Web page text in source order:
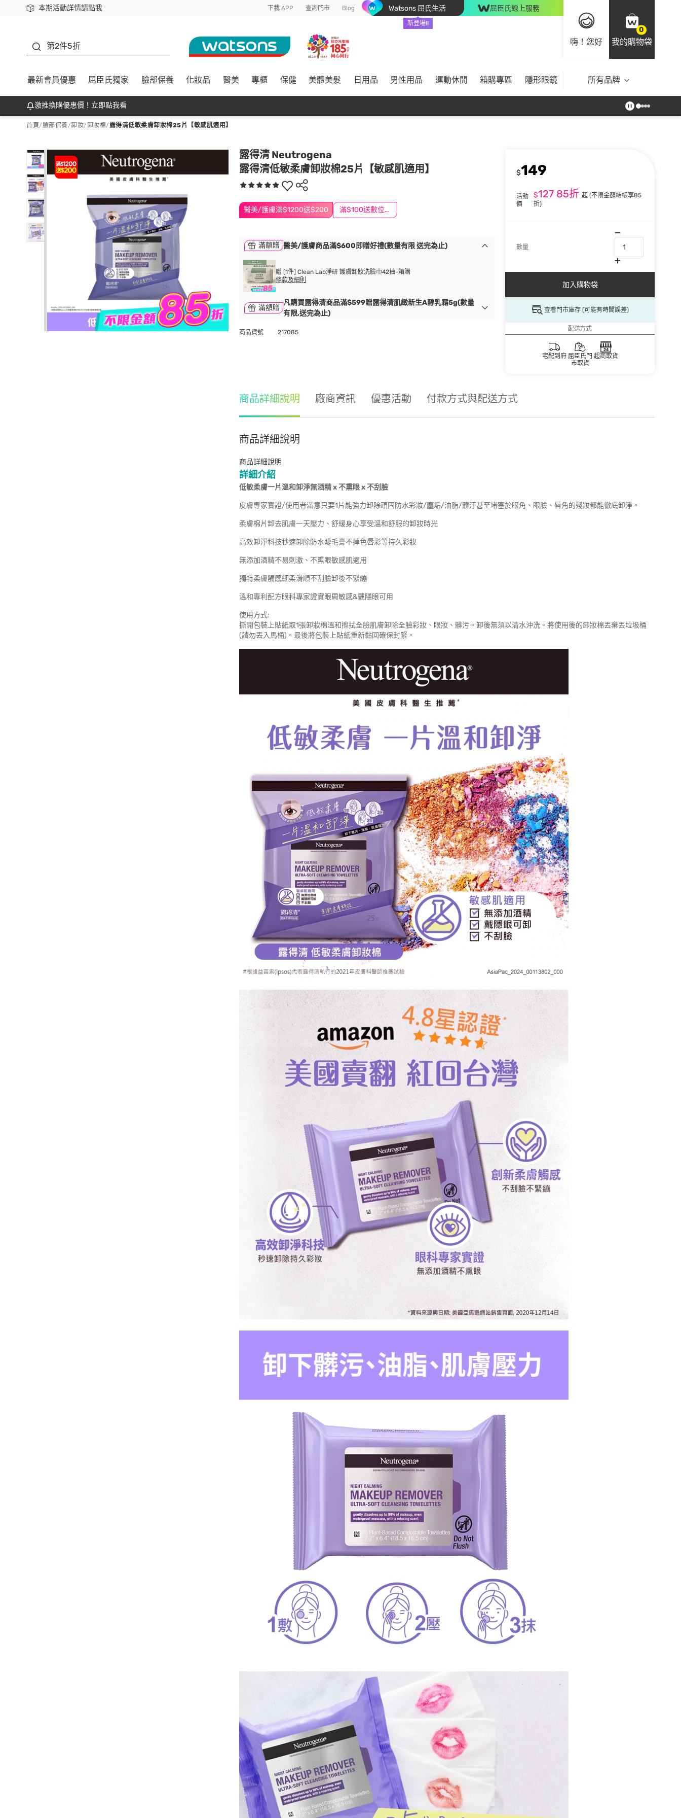
本期活動詳情請點我
下載app最高回饋$350 下載 APP 查詢門市 Blog Watsons 屈氏生活
新登場!!
屈臣氏線上服務
嗨！您好
0
我的購物袋
第2件5折
最新會員優惠 屈臣氏獨家 臉部保養 化妝品 醫美 專櫃 保健 美體美髮 日用品 男性用品 運動休閒 箱購專區 隱形眼鏡 所有品牌
激推換購優惠價！立即點我看
首頁/臉部保養/卸妝/卸妝棉/露得清低敏柔膚卸妝棉25片【敏感肌適用】
露得清 Neutrogena
露得清低敏柔膚卸妝棉25片【敏感肌適用】
醫美/護膚滿$1200送$200 滿$100送數位印花
$149
活動
價
$127 85折起(不限金額結帳享85
折)
數量
加入購物袋
查看門市庫存 (可能有時間誤差)
配送方式
宅配到府 屈臣氏門
市取貨
超商取貨
滿額贈 醫美/護膚商品滿$600即贈好禮(數量有限 送完為止)
贈 [1件] Clean Lab淨研 護膚卸妝洗臉巾42抽-箱購
條款及細則
滿額贈
凡購買露得清商品滿$599贈露得清肌緻新生A醇乳霜5g(數量
有限,送完為止)
商品貨號 217085
商品詳細說明 廠商資訊 優惠活動 付款方式與配送方式
商品詳細說明
商品詳細說明
詳細介紹
低敏柔膚一片溫和卸淨無酒精 x 不熏眼 x 不刮臉
皮膚專家實證/使用者滿意只要1片能強力卸除頑固防水彩妝/塵垢/油脂/髒汙甚至堵塞於眼角、眼臉、唇角的殘妝都能徹底卸淨。
柔膚棉片卸去肌膚一天壓力、舒緩身心享受溫和舒服的卸妝時光
高效卸淨科技秒速卸除防水睫毛膏不掉色唇彩等持久彩妝
無添加酒精不易刺激、不熏眼敏感肌適用
獨特柔膚觸感細柔滑順不刮臉卸後不緊繃
溫和專利配方眼科專家證實眼周敏感&戴隱眼可用
使用方式:
撕開包裝上貼紙取1張卸妝棉溫和擦拭全臉肌膚卸除全臉彩妝、眼妝、髒污。卸後無須以清水沖洗。將使用後的卸妝棉丟棄丟垃圾桶
(請勿丟入馬桶)。最後將包裝上貼紙重新黏回確保封緊。